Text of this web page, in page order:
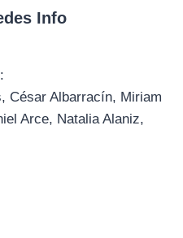
Info
César Albarracín, Miriam
Arce, Natalia Alaniz,